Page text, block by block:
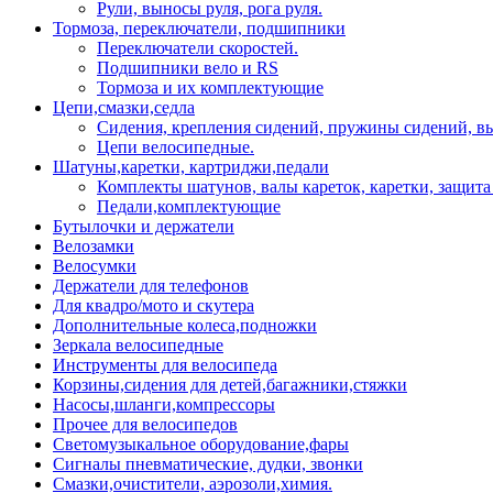
Рули, выносы руля, рога руля.
Тормоза, переключатели, подшипники
Переключатели скоростей.
Подшипники вело и RS
Тормоза и их комплектующие
Цепи,смазки,седла
Сидения, крепления сидений, пружины сидений,
Цепи велосипедные.
Шатуны,каретки, картриджи,педали
Комплекты шатунов, валы кареток, каретки,
Педали,комплектующие
Бутылочки и держатели
Велозамки
Велосумки
Держатели для телефонов
Для квадро/мото и скутера
Дополнительные колеса,подножки
Зеркала велосипедные
Инструменты для велосипеда
Корзины,сидения для детей,багажники,стяжки
Насосы,шланги,компрессоры
Прочее для велосипедов
Светомузыкальное оборудование,фары
Сигналы пневматические, дудки, звонки
Смазки,очистители, аэрозоли,химия.